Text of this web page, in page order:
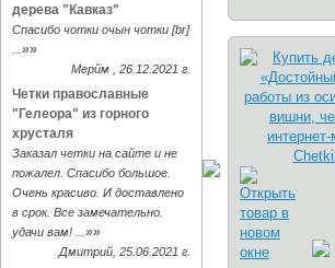
дерева "Кавказ"
Спасибо чотки очын чотки [br]
»»
Мерйм , 26.12.2021 г.
Четки православные
"Гелеора" из горного
хрусталя
Заказал четки на сайте и не
пожалел. Спасибо большое.
Очень красиво. И доставлено
в срок. Все замечательно.
удачи вам! ... »»
Дмитрий, 25.06.2021 г.